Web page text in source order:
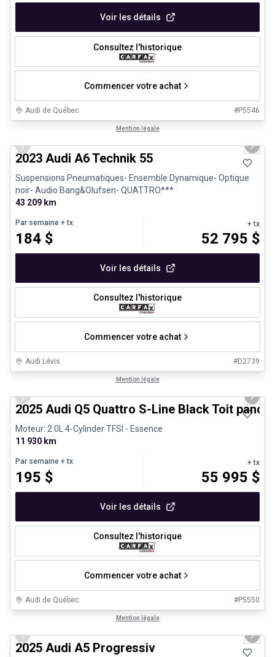
Voir les détails
Consultez l'historique
Commencer votre achat
Audi de Québec #P5546
Mention légale
Previous slide Next
2023 Audi A6 Technik 55
Suspensions Pneumatiques- Ensemble Dynamique- Optique
noir- Audio Bang&Olufsen- QUATTRO***
43 209 km
Par semaine + tx
184 $
+ tx
52 795 $
Voir les détails
Consultez l'historique
Commencer votre achat
Audi Lévis #D2739
Mention légale
Véhicules d'occasion certifiés
Previous slide Next
2025 Audi Q5 Quattro S-Line Black Toit
Moteur: 2.0L 4-Cylinder TFSI - Essence
11 930 km
Par semaine + tx
195 $
+ tx
55 995 $
Voir les détails
Consultez l'historique
Commencer votre achat
Audi de Québec #P5550
Mention légale
Véhicules d'occasion certifiés
Previous slide Next
2025 Audi A5 Progressiv